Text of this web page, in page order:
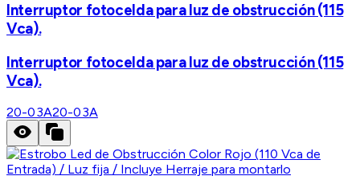
Interruptor fotocelda para luz de obstrucción (115
Vca).
Interruptor fotocelda para luz de obstrucción (115
Vca).
20-03A20-03A